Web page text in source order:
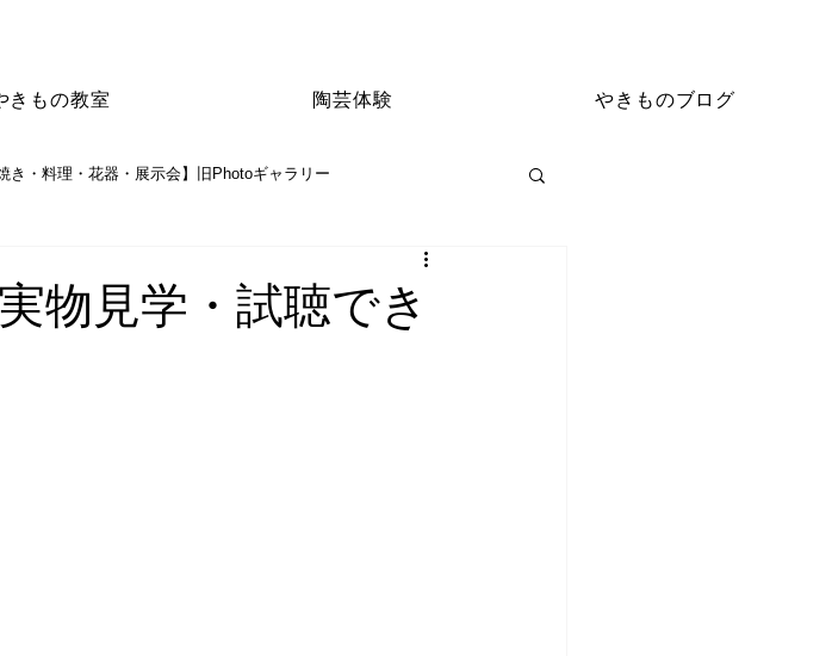
きもの教室 陶芸体験 やきものブログ
焼き・料理・花器・展示会】旧Photoギャラリー
物見学・試聴でき